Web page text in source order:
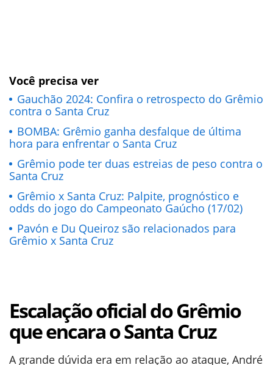
Você precisa ver
Gauchão 2024: Confira o retrospecto do Grêmio
contra o Santa Cruz
BOMBA: Grêmio ganha desfalque de última
hora para enfrentar o Santa Cruz
Grêmio pode ter duas estreias de peso contra o
Santa Cruz
Grêmio x Santa Cruz: Palpite, prognóstico e
odds do jogo do Campeonato Gaúcho (17/02)
Pavón e Du Queiroz são relacionados para
Grêmio x Santa Cruz
Escalação oficial do Grêmio
que encara o Santa Cruz
A grande dúvida era em relação ao ataque, André